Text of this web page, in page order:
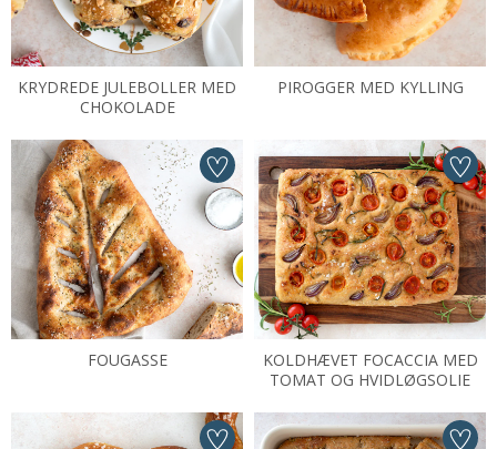
KRYDREDE JULEBOLLER MED
CHOKOLADE
PIROGGER MED KYLLING
FOUGASSE
KOLDHÆVET FOCACCIA MED
TOMAT OG HVIDLØGSOLIE